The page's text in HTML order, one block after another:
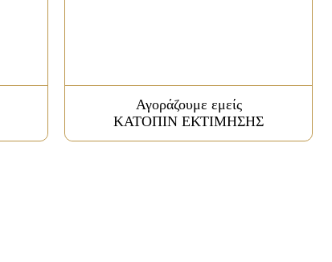
Αγοράζουμε εμείς
ΚΑΤΟΠΙΝ ΕΚΤΙΜΗΣΗΣ